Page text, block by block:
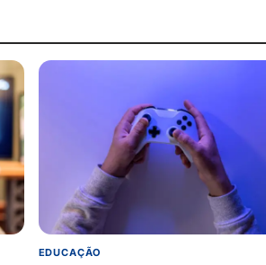
EDUCAÇÃO